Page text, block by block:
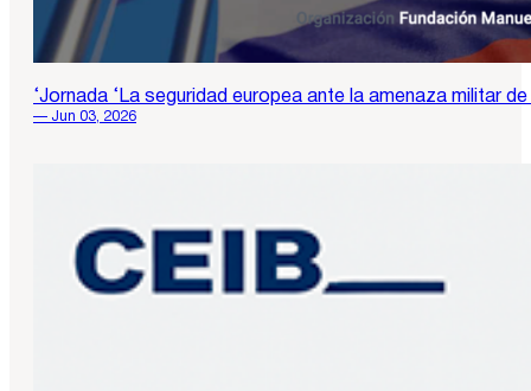
‘Jornada ‘La seguridad europea ante la amenaza militar de
— Jun 03, 2026